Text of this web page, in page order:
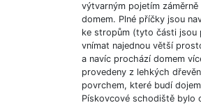
výtvarným pojetím
domem. Plné příčky jsou
ke stropům (tyto části jsou
vnímat najednou větší
a navíc prochází domem
provedeny z lehkých
povrchem, které budí
Pískovcové schodiště bylo